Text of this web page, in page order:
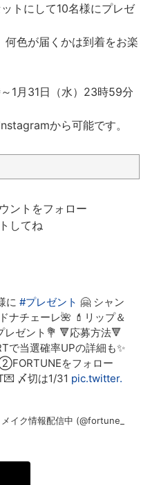
トにして10名様にプレゼ
何色が届くかは到着をお楽
1月31日（水）23時59分
から可能です。
ントをフォロー
してね
に #プレゼント 🤗 シャン
ナチェーレ🌺 💄リップ＆
ゼント💐 🔻応募方法🔻
当選確率UPの詳細も✨
をフォロー
〆切は1/31 pic.twitter.
イク情報配信中 (@fortune_